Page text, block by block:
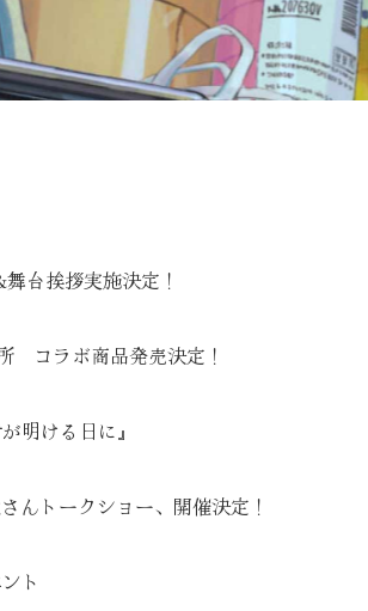
台挨拶実施決定！
コラボ商品発売決定！
明ける日に』
んトークショー、開催決定！
ト